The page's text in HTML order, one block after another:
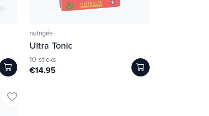
nutrigée
Ultra Tonic
10 sticks
€14.95
favorite_border